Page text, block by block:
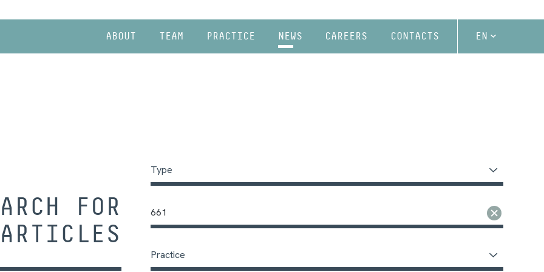
ABOUT TEAM PRACTICE NEWS CAREERS CONTACTS EN
FOR
Type
661
Practice